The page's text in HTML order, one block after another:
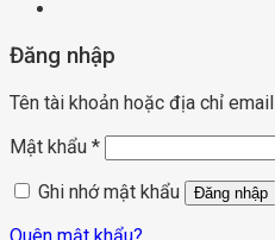
Đăng nhập
Tên tài khoản hoặc địa chỉ email
Mật khẩu *
Ghi nhớ mật khẩu
Đăng nhập